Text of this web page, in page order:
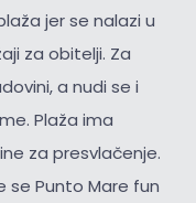
jer se nalazi u
za obitelji. Za
a nudi se i
Plaža ima
za presvlačenje.
se Punto Mare fun